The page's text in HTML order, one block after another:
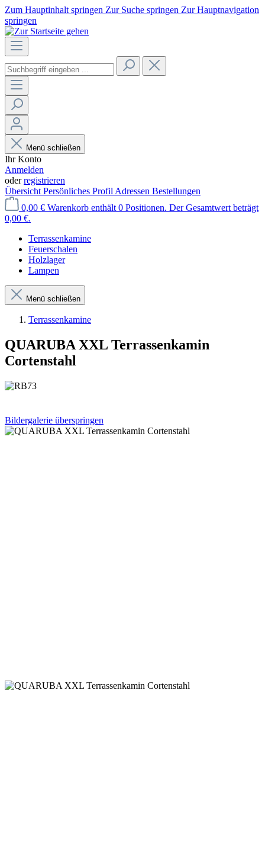
Zum Hauptinhalt springen Zur Suche springen Zur Hauptnavigation
springen
Menü schließen
Ihr Konto
Anmelden
oderregistrieren
Übersicht Persönliches Profil Adressen Bestellungen
0,00 € Warenkorb enthält 0 Positionen. Der Gesamtwert beträgt
0,00 €.
Terrassenkamine
Feuerschalen
Holzlager
Lampen
Menü schließen
Terrassenkamine
QUARUBA XXL Terrassenkamin
Cortenstahl
Bildergalerie überspringen